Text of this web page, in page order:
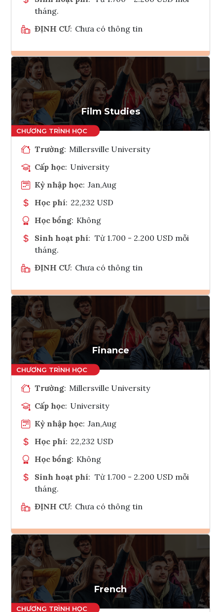
tháng.
ĐỊNH CƯ: Chưa có thông tin
Ghi danh
Tham vấn Interlink
Film Studies
Trường: Millersville University
Cấp học: University
Kỳ nhập học: Jan,Aug
Học phí: 22,232 USD
Học bổng: Không
Sinh hoạt phí: Từ 1.700 - 2.200 USD mỗi
tháng.
ĐỊNH CƯ: Chưa có thông tin
Ghi danh
Tham vấn Interlink
Finance
Trường: Millersville University
Cấp học: University
Kỳ nhập học: Jan,Aug
Học phí: 22,232 USD
Học bổng: Không
Sinh hoạt phí: Từ 1.700 - 2.200 USD mỗi
tháng.
ĐỊNH CƯ: Chưa có thông tin
Ghi danh
Tham vấn Interlink
French